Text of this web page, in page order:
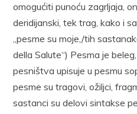
omogućiti punoću zagrljaja,
deridijanski, tek trag, kako i
„pesme su moje,/tih
della Salute“) Pesma je
pesništva upisuje u pesmu
pesme su tragovi, ožiljci,
sastanci su delovi sintakse